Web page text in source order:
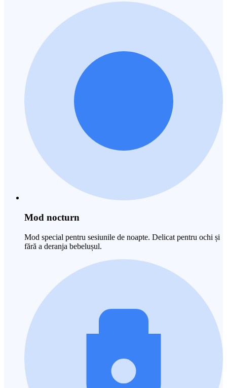
Mod nocturn
Mod special pentru sesiunile de noapte. Delicat pentru ochi și
fără a deranja bebelușul.